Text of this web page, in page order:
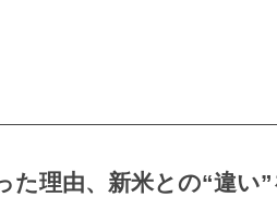
た理由、新米との“違い